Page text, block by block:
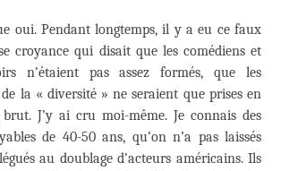
oui. Pendant longtemps, il y a eu ce faux
croyance qui disait que les comédiens et
n’étaient pas assez formés, que les
de la « diversité » ne seraient que prises en
brut. J’y ai cru moi-même. Je connais des
de 40-50 ans, qu’on n’a pas laissés
au doublage d’acteurs américains. Ils